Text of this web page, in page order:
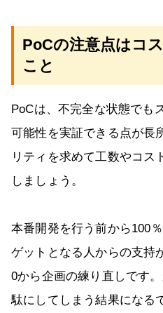
PoCの注意点はコ
こと
PoCは、不完全な状態でも
可能性を実証できる点が長
リティを求めて工数やコス
しましょう。
本番開発を行う前から100
ゲットとなる人からの支持
0から企画の練り直しです
駄にしてしまう結果になる